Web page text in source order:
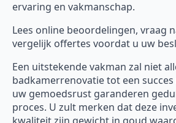
ervaring en vakmanschap.
Lees online beoordelingen, vraag
vergelijk offertes voordat u uw
Een uitstekende vakman zal niet
badkamerrenovatie tot een
uw gemoedsrust garanderen
proces. U zult merken dat deze
kwaliteit zijn gewicht in goud